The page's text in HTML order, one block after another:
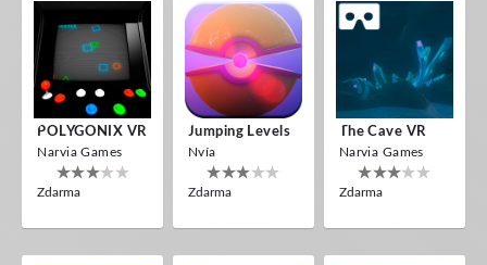
POLYGONIX VR
Narvia Games
Zdarma
Jumping Levels
Nvía
Zdarma
The Cave VR
Narvia Games
Zdarma